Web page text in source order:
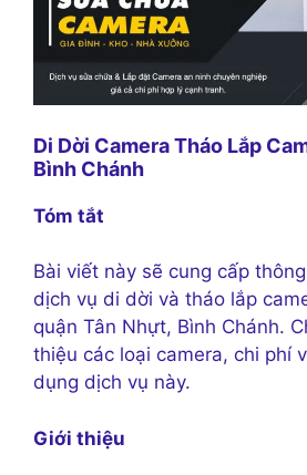
Di Dời Camera Tháo Lắp
Bình Chánh
Tóm tắt
Bài viết này sẽ cung cấp
dịch vụ di dời và tháo lắp
quận Tân Nhựt, Bình Chánh.
thiệu các loại camera, chi phí
dụng dịch vụ này.
Giới thiệu